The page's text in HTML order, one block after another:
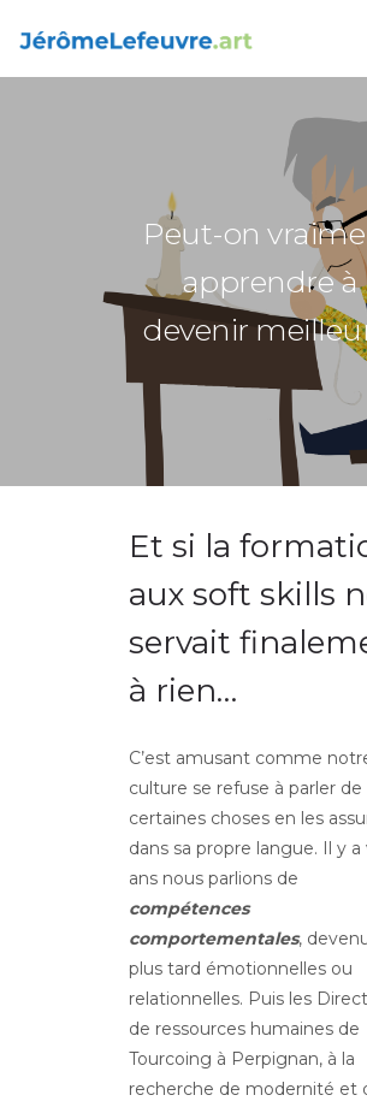
Peut-on
apprendre à
devenir
Et si la
aux soft skills
servait
à rien…
C’est amusant comme
culture se refuse à parler de
certaines choses en les
dans sa propre langue. Il y
ans nous parlions de
compétences
comportementales,
plus tard émotionnelles ou
relationnelles. Puis les
de ressources humaines de
Tourcoing à Perpignan, à la
recherche de modernité et